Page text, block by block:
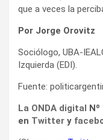
que a veces la
Por Jorge Orovitz
Sociólogo, UBA-
Izquierda (EDI).
Fuente:
La ONDA digital
en Twitter y